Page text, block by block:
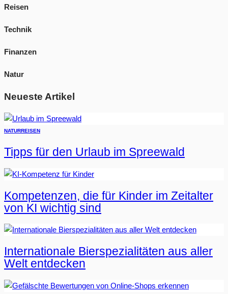
Reisen
Technik
Finanzen
Natur
Neueste Artikel
NATURREISEN
Tipps für den Urlaub im Spreewald
Kompetenzen, die für Kinder im Zeitalter
von KI wichtig sind
Internationale Bierspezialitäten aus aller
Welt entdecken